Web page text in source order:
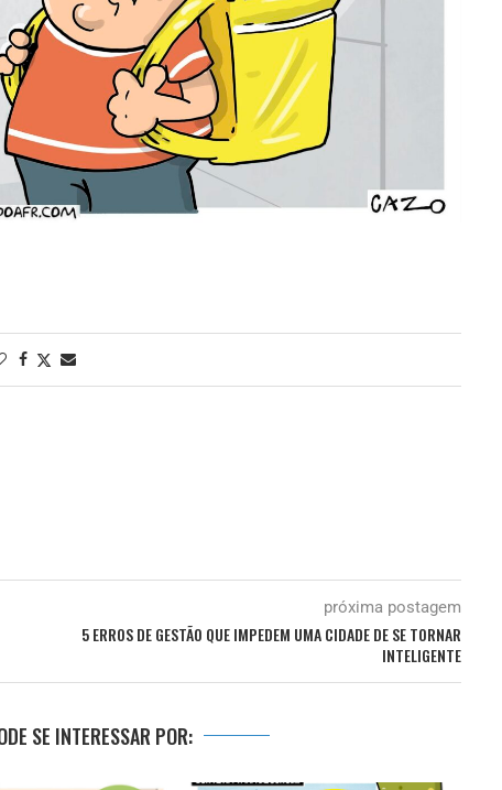
próxima postagem
5 ERROS DE GESTÃO QUE IMPEDEM UMA CIDADE DE SE TORNAR
INTELIGENTE
SE INTERESSAR POR: